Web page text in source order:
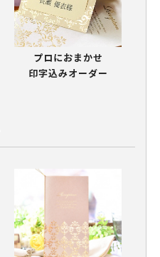
プロにおまかせ
印字込みオーダー